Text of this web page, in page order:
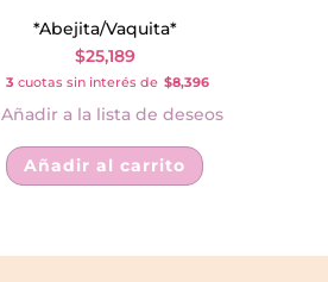
*Abejita/Vaquita*
$25,189
3 cuotas sin interés de $8,396
Añadir a la lista de deseos
Añadir al carrito